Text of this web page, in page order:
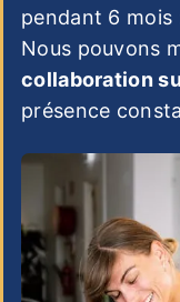
pendant 6 mois
Nous pouvons
collaboration
présence